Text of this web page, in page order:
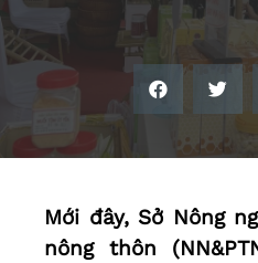
Mới đây, Sở Nông
nông thôn